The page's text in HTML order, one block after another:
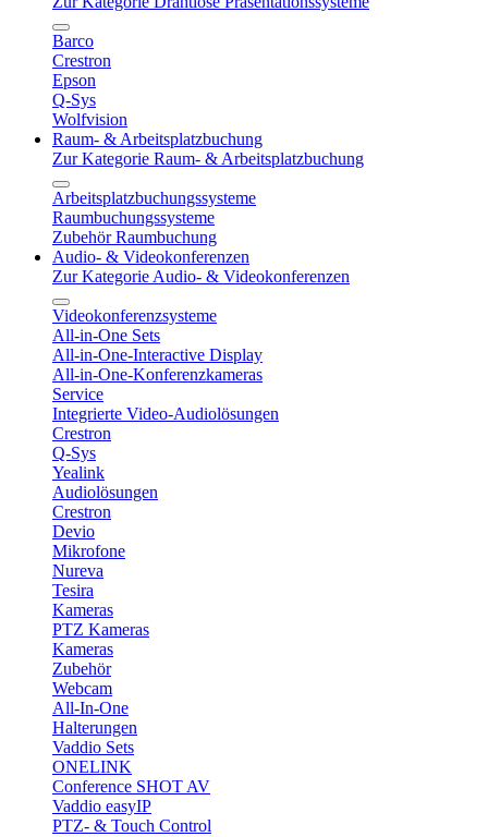
Barco
Crestron
Epson
Q-Sys
Wolfvision
Raum- & Arbeitsplatzbuchung
Zur Kategorie Raum- & Arbeitsplatzbuchung
Arbeitsplatzbuchungssysteme
Raumbuchungssysteme
Zubehör Raumbuchung
Audio- & Videokonferenzen
Zur Kategorie Audio- & Videokonferenzen
Videokonferenzsysteme
All-in-One Sets
All-in-One-Interactive Display
All-in-One-Konferenzkameras
Service
Integrierte Video-Audiolösungen
Crestron
Q-Sys
Yealink
Audiolösungen
Crestron
Devio
Mikrofone
Nureva
Tesira
Kameras
PTZ Kameras
Kameras
Zubehör
Webcam
All-In-One
Halterungen
Vaddio Sets
ONELINK
Conference SHOT AV
Vaddio easyIP
PTZ- & Touch Control